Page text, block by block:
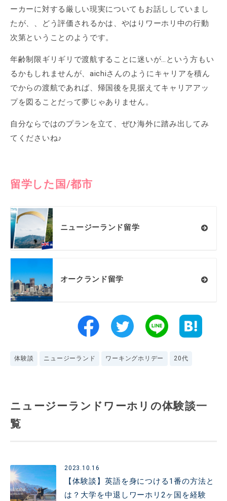
ーカーに対する厳しい現実についてもお話ししていまし
たが、、どう評価されるかは、やはりワーホリ中の行動
次第ということのようです。
年齢制限ギリギリで渡航することに迷いが…という方もい
るかもしれませんが、aichiさんのようにキャリアを積ん
でからの渡航であれば、帰国後を見据えてキャリアアッ
プを図ることだって夢じゃありません。
自分ならではのプランを立て、ぜひ海外に踏み出してみ
てくださいね♪
留学した国/都市
ニュージーランド留学
オークランド留学
体験談 ニュージーランド ワーキングホリデー 20代
ニュージーランドワーホリの体験談一
覧
2023.10.16
【体験談】英語を身につける1番の方法と
は？大学を中退しワーホリ2ヶ国を経験